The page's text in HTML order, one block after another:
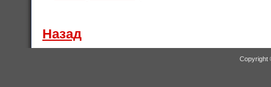
Назад
Copyright